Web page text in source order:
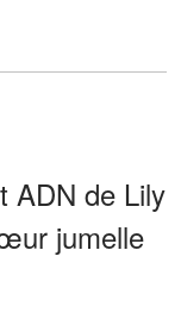
ADN de Lily
jumelle